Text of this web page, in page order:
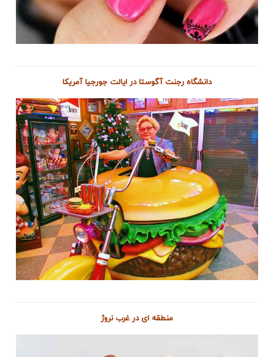
دانشگاه رجنت آگوستا در ایالت جورجیا آمریکا
منطقه ای در غرب نروژ